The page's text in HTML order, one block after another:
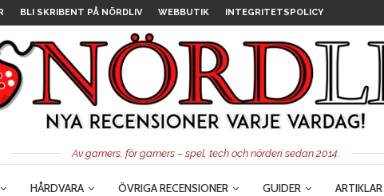
BLI SKRIBENT PÅ NÖRDLIV WEBBUTIK INTEGRITETSPOLICY
Av gamers, för gamers – spel, tech och nörderi sedan 2014.
HÅRDVARA ÖVRIGA RECENSIONER GUIDER ARTIKLAR